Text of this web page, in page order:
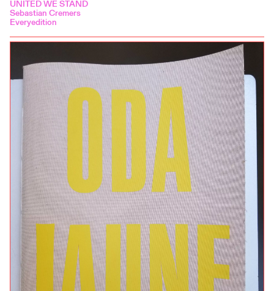
UNITED WE STAND
Sebastian Cremers
Everyedition